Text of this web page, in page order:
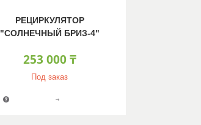
РЕЦИРКУЛЯТОР
"СОЛНЕЧНЫЙ БРИЗ-4"
253 000 ₸
Под заказ